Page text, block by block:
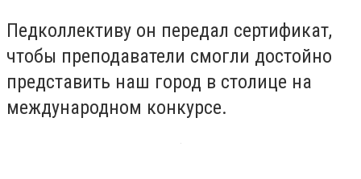
Педколлективу он передал сертификат,
чтобы преподаватели смогли достойно
представить наш город в столице на
международном конкурсе.